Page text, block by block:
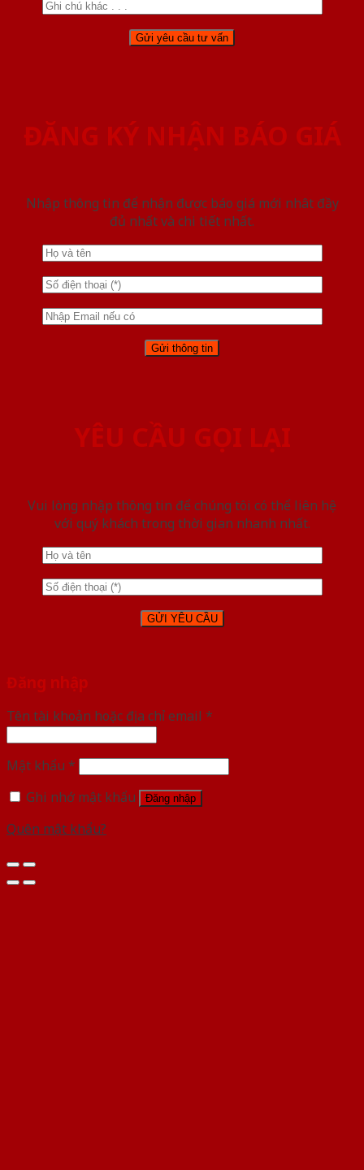
ĐĂNG KÝ NHẬN BÁO GIÁ
Nhập thông tin để nhận được báo giá mới nhât đầy
đủ nhất và chi tiết nhất.
YÊU CẦU GỌI LẠI
Vui lòng nhập thông tin để chúng tôi có thể liên hệ
với quý khách trong thời gian nhanh nhất.
Đăng nhập
Tên tài khoản hoặc địa chỉ email *
Mật khẩu *
Ghi nhớ mật khẩu
Đăng nhập
Quên mật khẩu?